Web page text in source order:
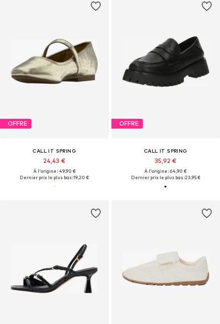
OFFRE
CALL IT SPRING
24,43 €
À l'origine : 49,90 €
Dernier prix le plus bas :19,20 €
OFFRE
CALL IT SPRING
35,92 €
À l'origine : 64,90 €
Dernier prix le plus bas :23,95 €